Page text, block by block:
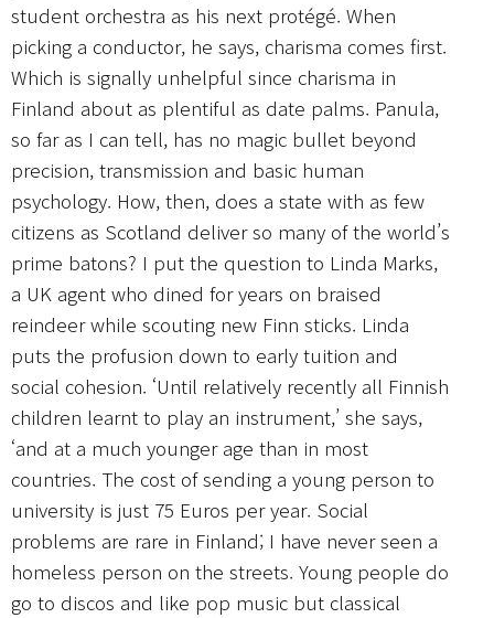
student orchestra as his next protégé. When
picking a conductor, he says, charisma comes first.
Which is signally unhelpful since charisma in
Finland about as plentiful as date palms. Panula,
so far as I can tell, has no magic bullet beyond
precision, transmission and basic human
psychology. How, then, does a state with as few
citizens as Scotland deliver so many of the world’s
prime batons? I put the question to Linda Marks,
a UK agent who dined for years on braised
reindeer while scouting new Finn sticks. Linda
puts the profusion down to early tuition and
social cohesion. ‘Until relatively recently all Finnish
children learnt to play an instrument,’ she says,
‘and at a much younger age than in most
countries. The cost of sending a young person to
university is just 75 Euros per year. Social
problems are rare in Finland; I have never seen a
homeless person on the streets. Young people do
go to discos and like pop music but classical